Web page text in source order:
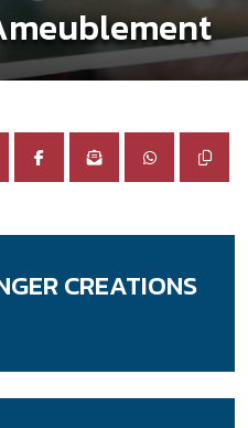
CREATIONS